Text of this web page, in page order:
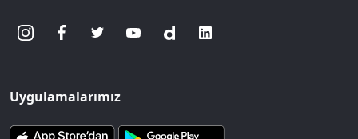
Uygulamalarımız